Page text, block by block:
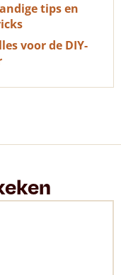
tips en
voor de DIY-